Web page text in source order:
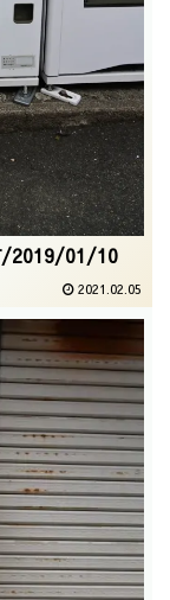
/2019/01/10
2021.02.05